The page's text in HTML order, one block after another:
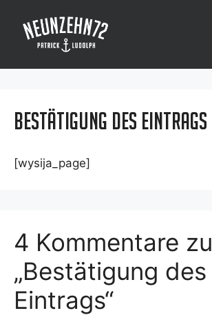
Inhalt
springen
Bestätigung des Eintrags
[wysija_page]
4 Kommentare zu
„Bestätigung des
Eintrags“